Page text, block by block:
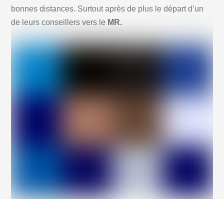
bonnes distances. Surtout après de plus le départ d’un
de leurs conseillers vers le MR.